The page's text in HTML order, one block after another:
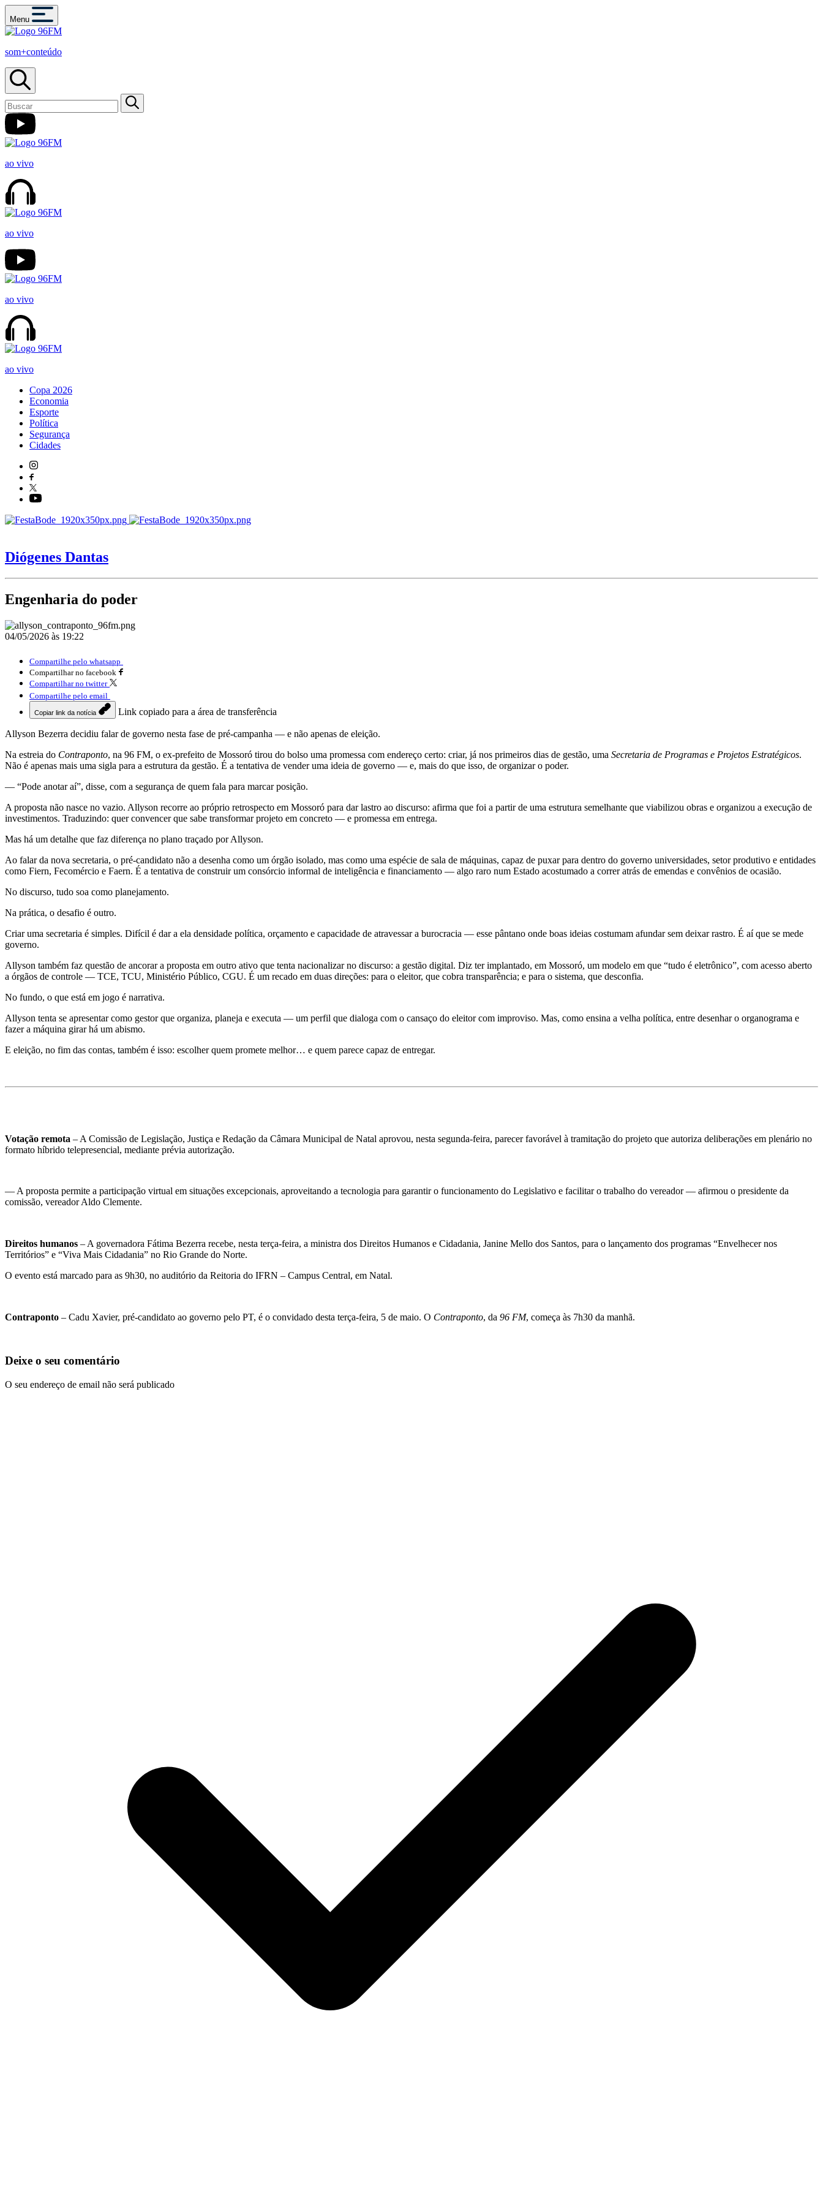
Menu
som+conteúdo
ao vivo
ao vivo
ao vivo
ao vivo
Copa 2026
Economia
Esporte
Política
Segurança
Cidades
Diógenes Dantas
Engenharia do poder
04/05/2026 às 19:22
Compartilhe pelo whatsapp
Compartilhar no facebook
Compartilhar no twitter
Compartilhe pelo email
Copiar link da notícia Link copiado para a área de transferência
Allyson Bezerra decidiu falar de governo nesta fase de pré-campanha — e não apenas de eleição.
Na estreia do Contraponto, na 96 FM, o ex-prefeito de Mossoró tirou do bolso uma promessa com endereço certo: criar, já nos primeiros dias de gestão, uma Secretaria de Programas e Projetos Estratégicos.
Não é apenas mais uma sigla para a estrutura da gestão. É a tentativa de vender uma ideia de governo — e, mais do que isso, de organizar o poder.
— “Pode anotar aí”, disse, com a segurança de quem fala para marcar posição.
A proposta não nasce no vazio. Allyson recorre ao próprio retrospecto em Mossoró para dar lastro ao discurso: afirma que foi a partir de uma estrutura semelhante que viabilizou obras e organizou a execução de
investimentos. Traduzindo: quer convencer que sabe transformar projeto em concreto — e promessa em entrega.
Mas há um detalhe que faz diferença no plano traçado por Allyson.
Ao falar da nova secretaria, o pré-candidato não a desenha como um órgão isolado, mas como uma espécie de sala de máquinas, capaz de puxar para dentro do governo universidades, setor produtivo e entidades
como Fiern, Fecomércio e Faern. É a tentativa de construir um consórcio informal de inteligência e financiamento — algo raro num Estado acostumado a correr atrás de emendas e convênios de ocasião.
No discurso, tudo soa como planejamento.
Na prática, o desafio é outro.
Criar uma secretaria é simples. Difícil é dar a ela densidade política, orçamento e capacidade de atravessar a burocracia — esse pântano onde boas ideias costumam afundar sem deixar rastro. É aí que se mede
governo.
Allyson também faz questão de ancorar a proposta em outro ativo que tenta nacionalizar no discurso: a gestão digital. Diz ter implantado, em Mossoró, um modelo em que “tudo é eletrônico”, com acesso aberto
a órgãos de controle — TCE, TCU, Ministério Público, CGU. É um recado em duas direções: para o eleitor, que cobra transparência; e para o sistema, que desconfia.
No fundo, o que está em jogo é narrativa.
Allyson tenta se apresentar como gestor que organiza, planeja e executa — um perfil que dialoga com o cansaço do eleitor com improviso. Mas, como ensina a velha política, entre desenhar o organograma e
fazer a máquina girar há um abismo.
E eleição, no fim das contas, também é isso: escolher quem promete melhor… e quem parece capaz de entregar.
Votação remota – A Comissão de Legislação, Justiça e Redação da Câmara Municipal de Natal aprovou, nesta segunda-feira, parecer favorável à tramitação do projeto que autoriza deliberações em plenário no
formato híbrido telepresencial, mediante prévia autorização.
— A proposta permite a participação virtual em situações excepcionais, aproveitando a tecnologia para garantir o funcionamento do Legislativo e facilitar o trabalho do vereador — afirmou o presidente da
comissão, vereador Aldo Clemente.
Direitos humanos – A governadora Fátima Bezerra recebe, nesta terça-feira, a ministra dos Direitos Humanos e Cidadania, Janine Mello dos Santos, para o lançamento dos programas “Envelhecer nos
Territórios” e “Viva Mais Cidadania” no Rio Grande do Norte.
O evento está marcado para as 9h30, no auditório da Reitoria do IFRN – Campus Central, em Natal.
Contraponto – Cadu Xavier, pré-candidato ao governo pelo PT, é o convidado desta terça-feira, 5 de maio. O Contraponto, da 96 FM, começa às 7h30 da manhã.
Deixe o seu comentário
O seu endereço de email não será publicado